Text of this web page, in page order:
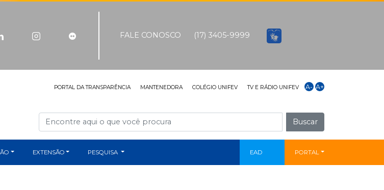
FALE CONOSCO (17) 3405-9999
PORTAL DA TRANSPARÊNCIA MANTENEDORA COLÉGIO UNIFEV TV E RÁDIO UNIFEV A- A+
Buscar
EXTENSÃO PESQUISA EAD PORTAL